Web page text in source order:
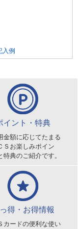
入例
イント・特典
金額に応じてたまる
Ｓお楽しみポイン
特典のご紹介です。
得・お得情報
カードの便利な使い